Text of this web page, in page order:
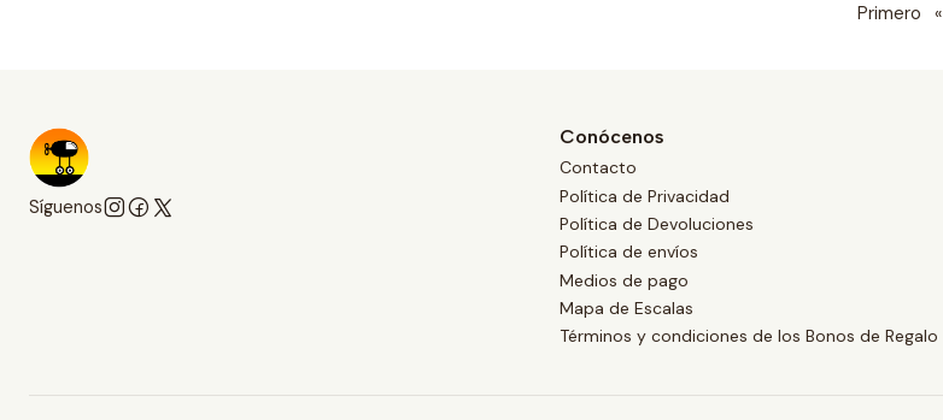
Primero «
Síguenos
Conócenos
Contacto
Política de Privacidad
Política de Devoluciones
Política de envíos
Medios de pago
Mapa de Escalas
Términos y condiciones de los Bonos de Regalo